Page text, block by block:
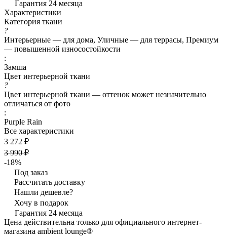
Гарантия 24 месяца
Характеристики
Категория ткани
?
Интерьерные — для дома, Уличные — для террасы, Премиум
— повышенной износостойкости
:
Замша
Цвет интерьерной ткани
?
Цвет интерьерной ткани — оттенок может незначительно
отличаться от фото
:
Purple Rain
Все характеристики
3 272 ₽
3 990 ₽
-18%
Под заказ
Рассчитать доставку
Нашли дешевле?
Хочу в подарок
Гарантия 24 месяца
Цена действительна только для официального интернет-
магазина ambient lounge®